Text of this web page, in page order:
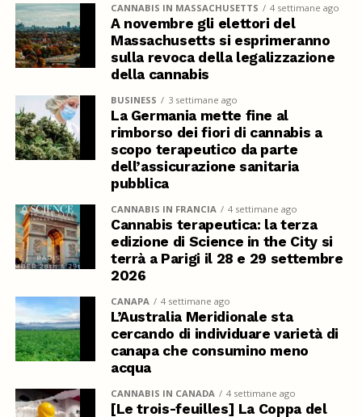
CANNABIS IN MASSACHUSETTS 4 settimane ago
A novembre gli elettori del
Massachusetts si esprimeranno
sulla revoca della legalizzazione
della cannabis
BUSINESS 3 settimane ago
La Germania mette fine al
rimborso dei fiori di cannabis a
scopo terapeutico da parte
dell’assicurazione sanitaria
pubblica
CANNABIS IN FRANCIA 4 settimane ago
Cannabis terapeutica: la terza
edizione di Science in the City si
terrà a Parigi il 28 e 29 settembre
2026
CANAPA 4 settimane ago
L’Australia Meridionale sta
cercando di individuare varietà di
canapa che consumino meno
acqua
CANNABIS IN CANADA 4 settimane ago
[Le trois-feuilles] La Coppa del